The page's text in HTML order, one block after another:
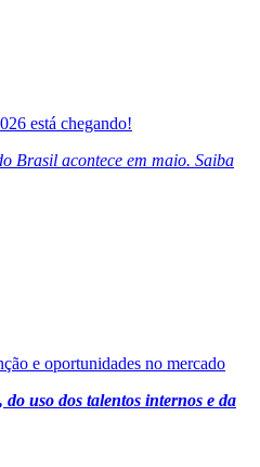
está chegando!
Brasil acontece em maio. Saiba
e oportunidades no mercado
do uso dos talentos internos e da